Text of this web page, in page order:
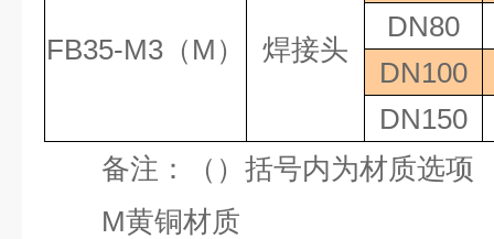
FB35-M3 （ M ） 焊接头
DN80
DN100
DN150
备注：（）括号内为材质选项
M黄铜材质